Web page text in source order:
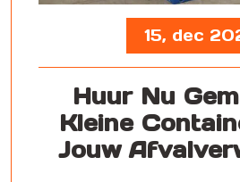
15, dec
Huur Nu
Kleine
Jouw